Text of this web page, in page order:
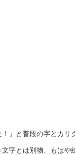
」と普段の字とカリ
字とは別物、もはや